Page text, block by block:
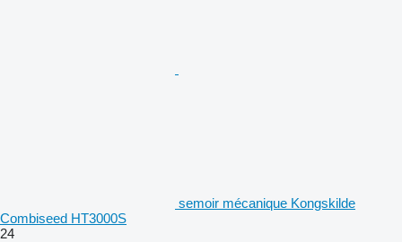
semoir mécanique Kongskilde
Combiseed HT3000S
24